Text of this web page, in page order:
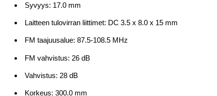
Syvyys: 17.0 mm
Laitteen tulovirran liittimet: DC 3.5 x 8.0 x 15 mm
FM taajuusalue: 87.5-108.5 MHz
FM vahvistus: 26 dB
Vahvistus: 28 dB
Korkeus: 300.0 mm